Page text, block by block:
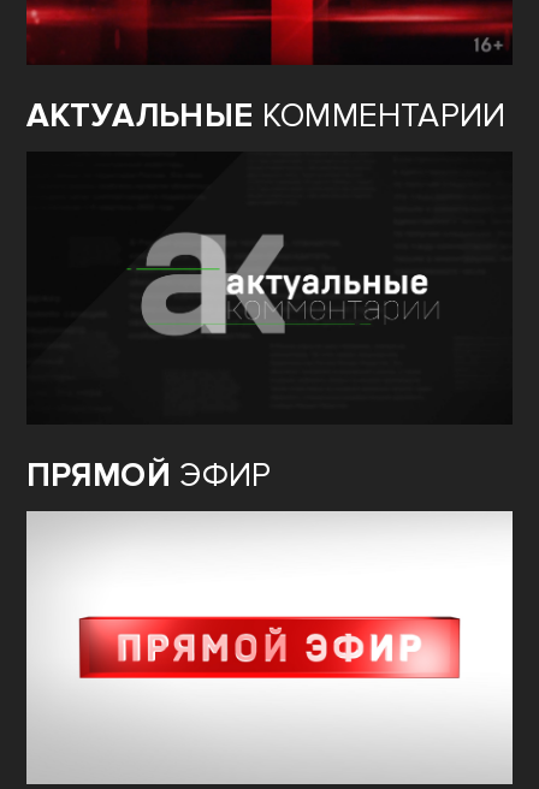
АКТУАЛЬНЫЕ КОММЕНТАРИИ
ПРЯМОЙ ЭФИР